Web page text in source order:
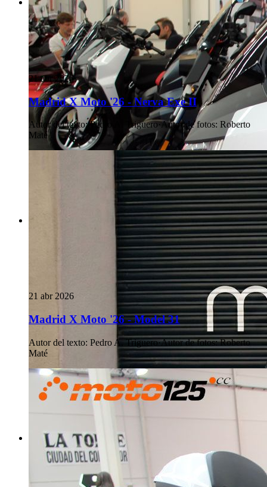
21 abr 2026
Madrid X Moto '26 - Nerva Exe II
Autor del texto: Pedro A. Triguero·Autor de fotos: Roberto
Maté
21 abr 2026
Madrid X Moto '26 - Model 31
Autor del texto: Pedro A. Triguero·Autor de fotos: Roberto
Maté